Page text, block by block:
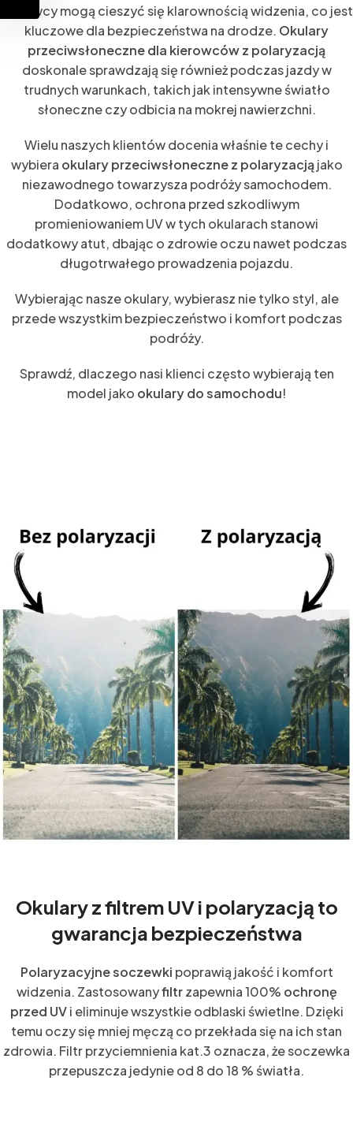
kierowcy mogą cieszyć się klarownością widzenia, co jest
kluczowe dla bezpieczeństwa na drodze. Okulary
przeciwsłoneczne dla kierowców z polaryzacją
doskonale sprawdzają się również podczas jazdy w
trudnych warunkach, takich jak intensywne światło
słoneczne czy odbicia na mokrej nawierzchni.
Wielu naszych klientów docenia właśnie te cechy i
wybiera okulary przeciwsłoneczne z polaryzacjąjako
niezawodnego towarzysza podróży samochodem.
Dodatkowo, ochrona przed szkodliwym
promieniowaniem UV w tych okularach stanowi
dodatkowy atut, dbając o zdrowie oczu nawet podczas
długotrwałego prowadzenia pojazdu.
Wybierając nasze okulary, wybierasz nie tylko styl, ale
przede wszystkim bezpieczeństwo i komfort podczas
podróży.
Sprawdź, dlaczego nasi klienci często wybierają ten
model jako okulary do samochodu!
Okulary z filtrem UV i polaryzacją to
gwarancja bezpieczeństwa
Polaryzacyjne soczewki poprawią jakość i komfort
widzenia. Zastosowanyfiltrzapewnia 100% ochronę
przed UVi eliminuje wszystkie odblaski świetlne. Dzięki
temu oczy się mniej męczą co przekłada się na ich stan
zdrowia. Filtr przyciemnienia kat.3 oznacza, że soczewka
przepuszcza jedynie od 8 do 18 % światła.